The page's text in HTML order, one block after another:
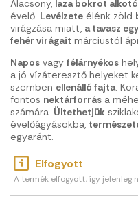
Alacsony, laza bokrot alkotó
évelő. Levélzete élénk zöld
virágzása miatt, a tavasz
fehér virágait márciustól
Napos vagy félárnyékos
a jó vízáteresztő helyeket
szemben ellenálló fajta.
fontos nektárforrás a
számára. Ültethetjük
évelőágyásokba,
egyaránt.
Elfogyott
A termék elfogyott, így jelenleg